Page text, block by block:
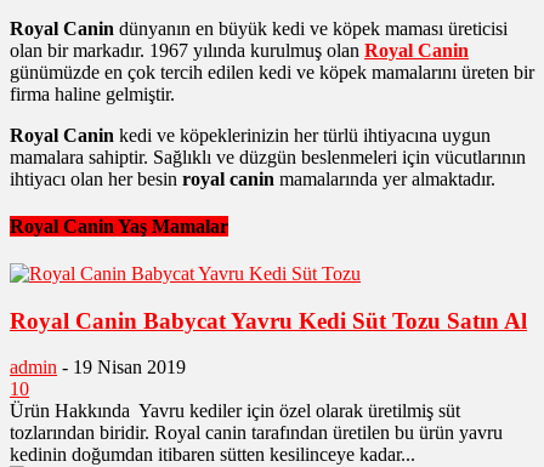
Royal Canin dünyanın en büyük kedi ve köpek maması üreticisi
olan bir markadır. 1967 yılında kurulmuş olan Royal Canin
günümüzde en çok tercih edilen kedi ve köpek mamalarını üreten bir
firma haline gelmiştir.
Royal Canin kedi ve köpeklerinizin her türlü ihtiyacına uygun
mamalara sahiptir. Sağlıklı ve düzgün beslenmeleri için vücutlarının
ihtiyacı olan her besin royal canin mamalarında yer almaktadır.
Royal Canin Yaş Mamalar
Royal Canin Babycat Yavru Kedi Süt Tozu Satın Al
admin - 19 Nisan 2019
10
Ürün Hakkında Yavru kediler için özel olarak üretilmiş süt
tozlarından biridir. Royal canin tarafından üretilen bu ürün yavru
kedinin doğumdan itibaren sütten kesilinceye kadar...